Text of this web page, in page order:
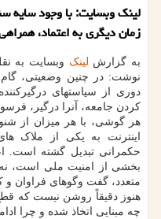
لینک وبسایت: با وجود سایه
زمان دیگری به اعتماد،
به گزارش لینک وبسایت به
نوشت: در چنین وضعیتی،
دوری از سیاستهای
کردن جامعه، آنرا درگیر،
هر گوشی، با هر میزان از
اینترنت به یکی از ملاک
حکمرانی تبدیل گشته است.
بخشی از امنیت ملی است،
متعدد، گفت وگوهای فراوان
هنوز دقیقاً روشن نیست که
چه مبنایی اتخاذ شده و چرا